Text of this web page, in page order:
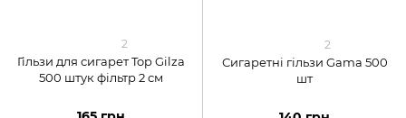
2
Гільзи для сигарет Top Gilza
500 штук фільтр 2 см
2
Сигаретні гільзи Gama 500
шт